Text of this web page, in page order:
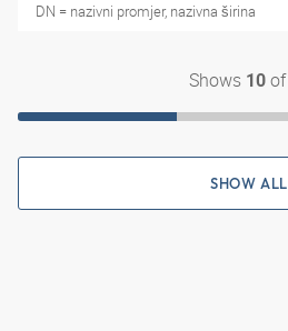
DN = nazivni promjer, nazivna širina
Shows 10of
SHOW ALL